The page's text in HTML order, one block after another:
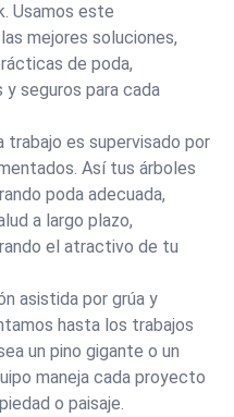
Usamos este
mejores soluciones,
de poda,
y seguros para cada
trabajo es supervisado por
Así tus árboles
poda adecuada,
a largo plazo,
el atractivo de tu
asistida por grúa y
hasta los trabajos
un pino gigante o un
maneja cada proyecto
o paisaje.